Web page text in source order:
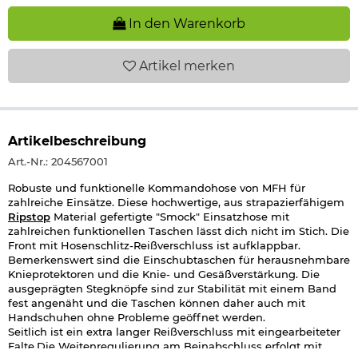
In den Warenkorb
Artikel merken
Artikelbeschreibung
Art.-Nr.: 204567001
Robuste und funktionelle Kommandohose von MFH für
zahlreiche Einsätze. Diese hochwertige, aus strapazierfähigem
Ripstop Material gefertigte "Smock" Einsatzhose mit
zahlreichen funktionellen Taschen lässt dich nicht im Stich. Die
Front mit Hosenschlitz-Reißverschluss ist aufklappbar.
Bemerkenswert sind die Einschubtaschen für herausnehmbare
Knieprotektoren und die Knie- und Gesäßverstärkung. Die
ausgeprägten Stegknöpfe sind zur Stabilität mit einem Band
fest angenäht und die Taschen können daher auch mit
Handschuhen ohne Probleme geöffnet werden.
Seitlich ist ein extra langer Reißverschluss mit eingearbeiteter
Falte.Die Weitenregulierung am Beinabschluss erfolgt mit